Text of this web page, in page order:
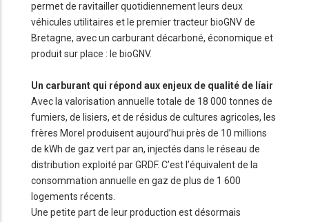
permet de ravitailler quotidiennement leurs deux
véhicules utilitaires et le premier tracteur bioGNV de
Bretagne, avec un carburant décarboné, économique et
produit sur place : le bioGNV.
Un carburant qui répond aux enjeux de qualité de líair
Avec la valorisation annuelle totale de 18 000 tonnes de
fumiers, de lisiers, et de résidus de cultures agricoles, les
frères Morel produisent aujourd’hui près de 10 millions
de kWh de gaz vert par an, injectés dans le réseau de
distribution exploité par GRDF. C’est l’équivalent de la
consommation annuelle en gaz de plus de 1 600
logements récents.
Une petite part de leur production est désormais